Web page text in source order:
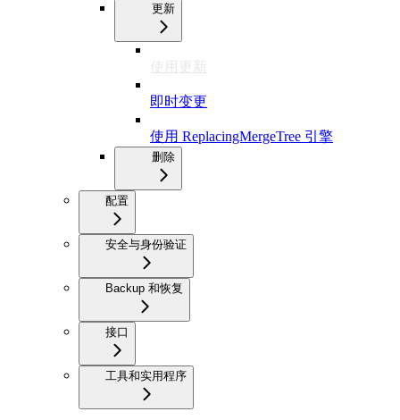
更新
使用更新
即时变更
使用 ReplacingMergeTree 引擎
删除
配置
安全与身份验证
Backup 和恢复
接口
工具和实用程序